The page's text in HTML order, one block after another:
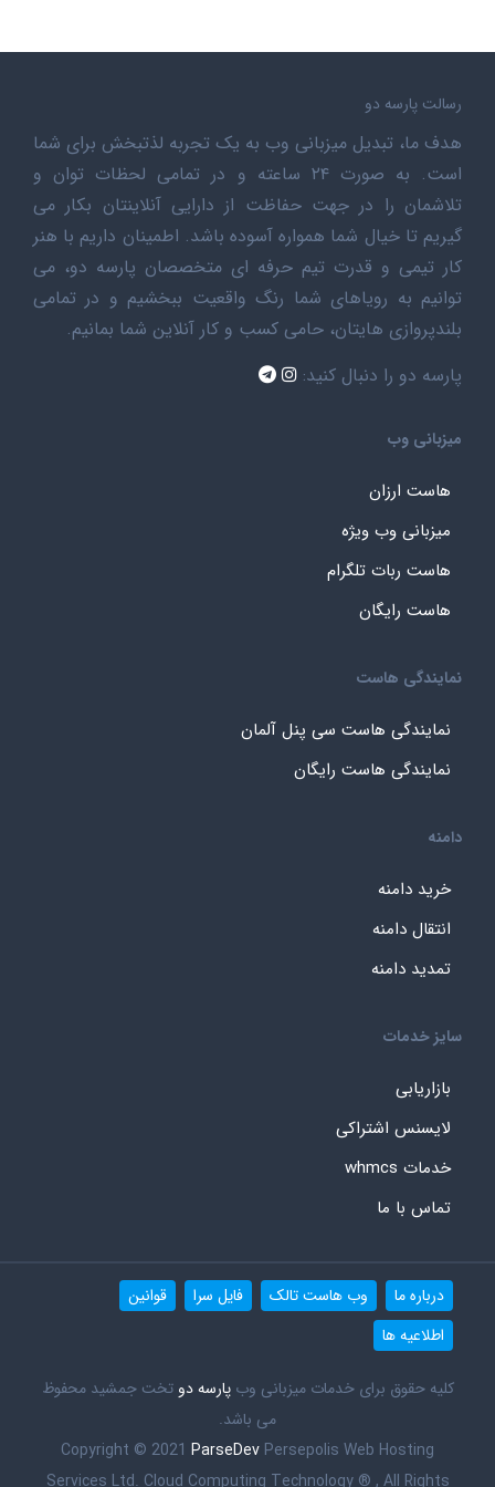
رسالت پارسه دو
هدف ما، تبدیل میزبانی وب به یک تجربه لذتبخش برای شما
است. به صورت ۲۴ ساعته و در تمامی لحظات توان و
تلاشمان را در جهت حفاظت از دارایی آنلاینتان بکار می
گیریم تا خیال شما همواره آسوده باشد. اطمینان داریم با هنر
کار تیمی و قدرت تیم حرفه ای متخصصان پارسه دو، می
توانیم به رویاهای شما رنگ واقعیت ببخشیم و در تمامی
بلندپروازی هایتان، حامی کسب و کار آنلاین شما بمانیم.
پارسه دو را دنبال کنید:
میزبانی وب
هاست ارزان
میزبانی وب ویژه
هاست ربات تلگرام
هاست رایگان
نمایندگی هاست
نمایندگی هاست سی پنل آلمان
نمایندگی هاست رایگان
دامنه
خرید دامنه
انتقال دامنه
تمدید دامنه
سایز خدمات
بازاریابی
لایسنس اشتراکی
خدمات whmcs
تماس با ما
درباره ما وب هاست تالک فایل سرا
قوانین
اطلاعیه ها
کلیه حقوق برای خدمات میزبانی وبپارسه دو تخت جمشید محفوظ
می باشد.
Copyright © 2021 ParseDev Persepolis Web Hosting
Services Ltd. Cloud Computing Technology ® , All Rights